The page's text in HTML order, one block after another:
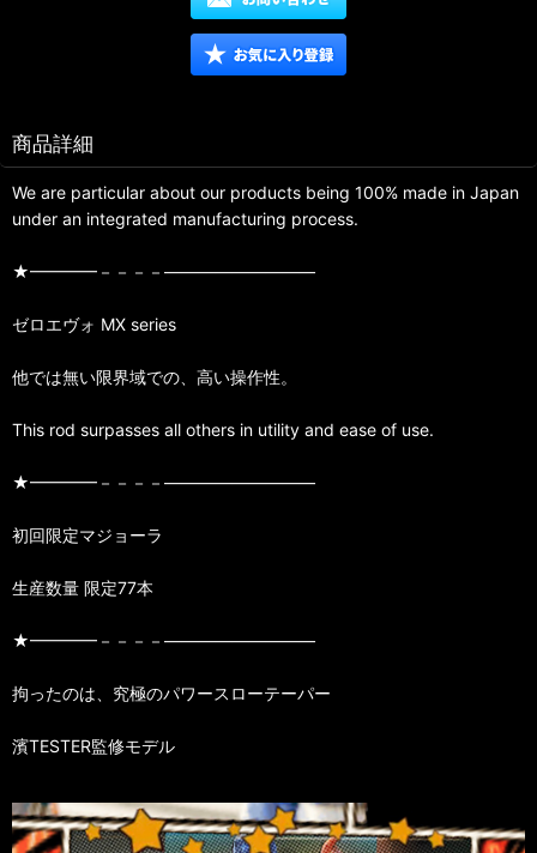
商品詳細
We are particular about our products being 100% made in Japan
under an integrated manufacturing process.
★━━━━－－－－—————————
ゼロエヴォ MX series
他では無い限界域での、高い操作性。
This rod surpasses all others in utility and ease of use.
★━━━━－－－－—————————
初回限定マジョーラ
生産数量 限定77本
★━━━━－－－－—————————
拘ったのは、究極のパワースローテーパー
濱TESTER監修モデル